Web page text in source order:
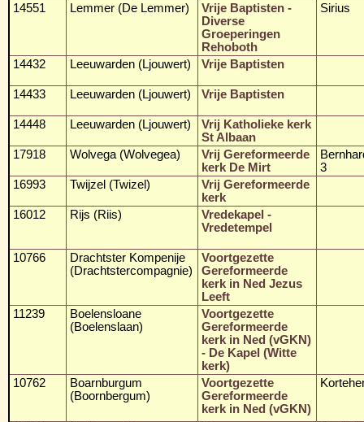
14551
Lemmer (De Lemmer)
Vrije Baptisten -
Diverse
Groeperingen
Rehoboth
Sirius
14432 Leeuwarden (Ljouwert) Vrije Baptisten
14433 Leeuwarden (Ljouwert) Vrije Baptisten
14448 Leeuwarden (Ljouwert)
Vrij Katholieke kerk
St Albaan
17918
Wolvega (Wolvegea)
Vrij Gereformeerde
kerk De Mirt
3
16993
Twijzel (Twizel)
Vrij Gereformeerde
kerk
16012
Rijs (Riis)
Vredekapel -
Vredetempel
10766
Drachtster Kompenije
(Drachtstercompagnie)
Voortgezette
Gereformeerde
kerk in Ned Jezus
Leeft
11239
Boelensloane
(Boelenslaan)
Voortgezette
Gereformeerde
kerk in Ned (vGKN)
- De Kapel (Witte
kerk)
10762
Boarnburgum
(Boornbergum)
Voortgezette
Gereformeerde
kerk in Ned (vGKN)